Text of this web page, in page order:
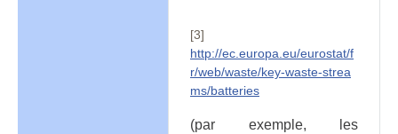
[3]
http://ec.europa.eu/eurostat/f
r/web/waste/key-waste-strea
ms/batteries
(par exemple, les